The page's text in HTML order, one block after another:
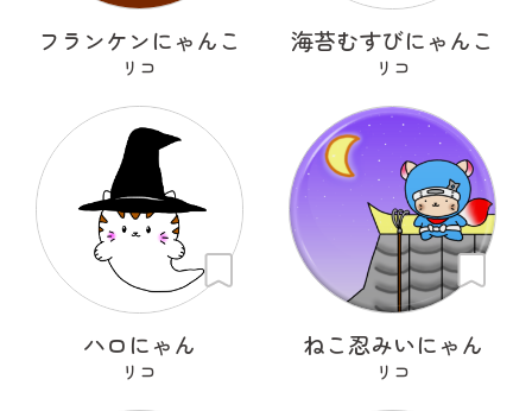
フランケンにゃんこ
リコ
海苔むすびにゃんこ
リコ
ハロにゃん
リコ
ねこ忍みいにゃん
リコ